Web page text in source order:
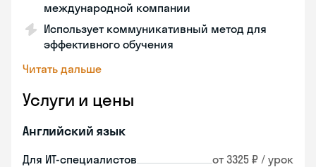
международной компании
Использует коммуникативный метод для
эффективного обучения
Читать дальше
Услуги и цены
Английский язык
Для ИТ-специалистов от 3325 ₽ / урок